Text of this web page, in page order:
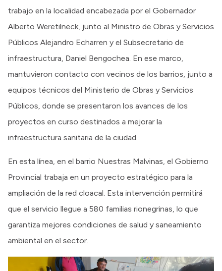
trabajo en la localidad encabezada por el Gobernador
Alberto Weretilneck, junto al Ministro de Obras y Servicios
Públicos Alejandro Echarren y el Subsecretario de
infraestructura, Daniel Bengochea. En ese marco,
mantuvieron contacto con vecinos de los barrios, junto a
equipos técnicos del Ministerio de Obras y Servicios
Públicos, donde se presentaron los avances de los
proyectos en curso destinados a mejorar la
infraestructura sanitaria de la ciudad.
En esta línea, en el barrio Nuestras Malvinas, el Gobierno
Provincial trabaja en un proyecto estratégico para la
ampliación de la red cloacal. Esta intervención permitirá
que el servicio llegue a 580 familias rionegrinas, lo que
garantiza mejores condiciones de salud y saneamiento
ambiental en el sector.